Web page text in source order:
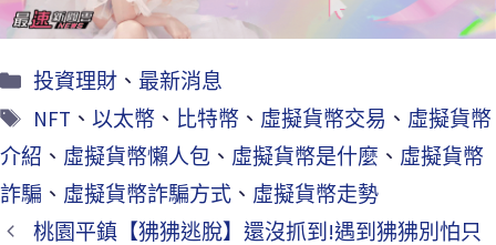
投資理財 、 最新消息
NFT 、以太幣 、 比特幣 、 虛擬貨幣交易 、 虛擬貨幣
介紹 、 虛擬貨幣懶人包 、 虛擬貨幣是什麼 、 虛擬貨幣
詐騙 、 虛擬貨幣詐騙方式 、 虛擬貨幣走勢
桃園平鎮【狒狒逃脫】還沒抓到!遇到狒狒別怕只